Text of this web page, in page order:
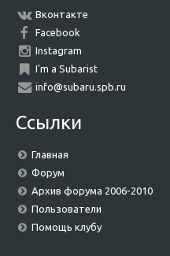
Вконтакте
Facebook
Instagram
I'm a Subarist
info@subaru.spb.ru
Ссылки
Главная
Форум
Архив форума 2006-2010
Пользователи
Помощь клубу